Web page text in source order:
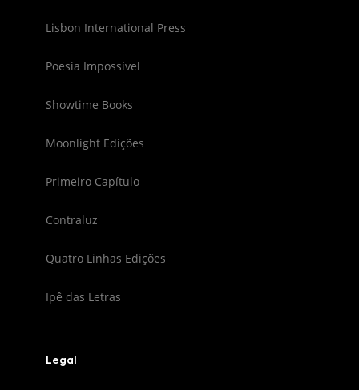
Lisbon International Press
Poesia Impossível
Showtime Books
Moonlight Edições
Primeiro Capítulo
Contraluz
Quatro Linhas Edições
Ipê das Letras
Legal